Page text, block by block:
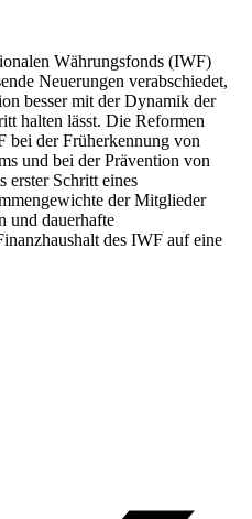
Währungsfonds (IWF)
Neuerungen verabschiedet,
besser mit der Dynamik der
halten lässt. Die Reformen
bei der Früherkennung von
und bei der Prävention von
erster Schritt eines
der Mitglieder
und dauerhafte
des IWF auf eine